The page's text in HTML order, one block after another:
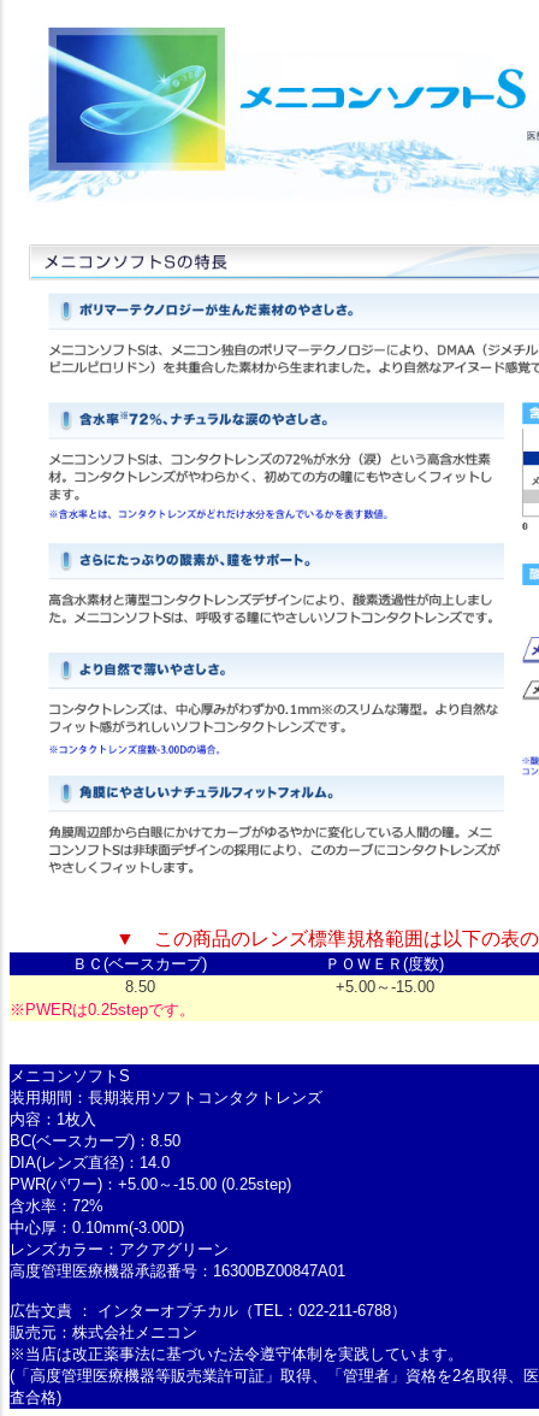
▼ この商品のレンズ標準規格範囲は以下の表
ＢＣ(ベースカーブ)
ＰＯＷＥＲ(度数)
8.50
+5.00～-15.00
※PWERは0.25stepです。
メニコンソフトS
装用期間：長期装用ソフトコンタクトレンズ
内容：1枚入
BC(ベースカーブ)：8.50
DIA(レンズ直径)：14.0
PWR(パワー)：+5.00～-15.00 (0.25step)
含水率：72%
中心厚：0.10mm(-3.00D)
レンズカラー：アクアグリーン
高度管理医療機器承認番号：16300BZ00847A01
広告文責 ： インターオプチカル（TEL：022-211-6788）
販売元：株式会社メニコン
※当店は改正薬事法に基づいた法令遵守体制を実践しています。
(「高度管理医療機器等販売業許可証」取得、「管理者」資格を2名取得、
査合格)